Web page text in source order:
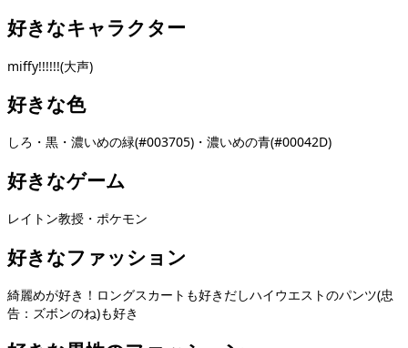
好きなキャラクター
miffy!!!!!!(大声)
好きな色
しろ・黒・濃いめの緑(#003705)・濃いめの青(#00042D)
好きなゲーム
レイトン教授・ポケモン
好きなファッション
綺麗めが好き！ロングスカートも好きだしハイウエストのパンツ(忠
告：ズボンのね)も好き